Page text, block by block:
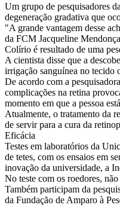
Um grupo de pesquisadores
degeneração gradativa que
"A grande vantagem desse
da FCM Jacqueline
Colírio é resultado de uma
A cientista disse que a
irrigação sanguínea no tecido
De acordo com a
complicações na retina
momento em que a pessoa
Atualmente, o tratamento da
de servir para a cura da
Eficácia
Testes em laboratórios da
de tetes, com os ensaios em
inovação da universidade, a
No teste com os roedores,
Também participam da
da Fundação de Amparo à